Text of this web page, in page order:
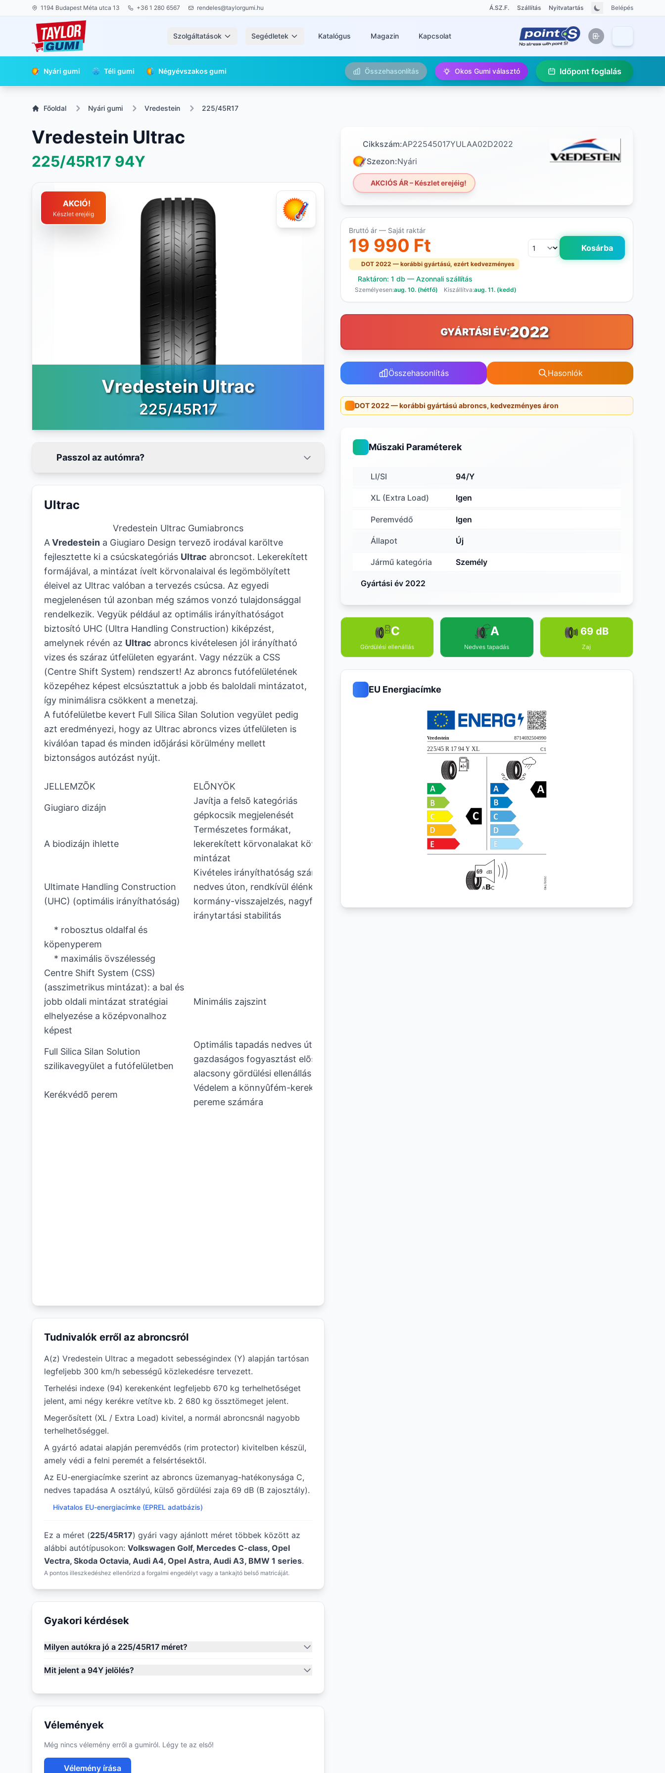
1194 Budapest Méta utca 13 +36 1 280 6567 rendeles@taylorgumi.hu Á.SZ.F. Szállítás Nyitvatartás Belépés
Szolgáltatások Segédletek Katalógus Magazin Kapcsolat
Nyári gumi Téli gumi Négyévszakos gumi Összehasonlítás Okos Gumi választó Időpont foglalás
Főoldal Nyári gumi Vredestein 225/45R17
Vredestein Ultrac
225/45R17 94Y
AKCIÓ!
Készlet erejéig
Vredestein Ultrac
225/45R17
Passzol az autómra?
Ultrac
Vredestein Ultrac Gumiabroncs
AVredestein a Giugiaro Design tervezõ irodával karöltve
fejlesztette ki a csúcskategóriás Ultrac abroncsot. Lekerekített
formájával, a mintázat ívelt körvonalaival és legömbölyített
éleivel az Ultrac valóban a tervezés csúcsa. Az egyedi
megjelenésen túl azonban még számos vonzó tulajdonsággal
rendelkezik. Vegyük például az optimális irányíthatóságot
biztosító UHC (Ultra Handling Construction) kiképzést,
amelynek révén az Ultrac abroncs kivételesen jól irányítható
vizes és száraz útfelületen egyaránt. Vagy nézzük a CSS
(Centre Shift System) rendszert! Az abroncs futófelületének
közepéhez képest elcsúsztattuk a jobb és baloldali mintázatot,
így minimálisra csökkent a menetzaj.
A futófelületbe kevert Full Silica Silan Solution vegyület pedig
azt eredményezi, hogy az Ultrac abroncs vizes útfelületen is
kiválóan tapad és minden idõjárási körülmény mellett
biztonságos autózást nyújt.
JELLEMZÕK ELÕNYÖK
Giugiaro dizájn
Javítja a felsõ kategóriás
gépkocsik megjelenését
A biodizájn ihlette
Természetes formákat,
lekerekített körvonalakat követõ
mintázat
Ultimate Handling Construction
(UHC) (optimális irányíthatóság)
Kivételes irányíthatóság száraz és
nedves úton, rendkívül élénk
kormány-visszajelzés, nagyfokú
iránytartási stabilitás
* robosztus oldalfal és
köpenyperem
* maximális övszélesség
Centre Shift System (CSS)
(asszimetrikus mintázat): a bal és
jobb oldali mintázat stratégiai
elhelyezése a középvonalhoz
képest
Minimális zajszint
Full Silica Silan Solution
szilikavegyület a futófelületben
Optimális tapadás nedves úton,
gazdaságos fogyasztást elõsegítõ
alacsony gördülési ellenállás
Kerékvédõ perem
Védelem a könnyûfém-kerekek
pereme számára
Tudnivalók erről az abroncsról
A(z) Vredestein Ultrac a megadott sebességindex (Y) alapján tartósan
legfeljebb 300 km/h sebességű közlekedésre tervezett.
Terhelési indexe (94) kerekenként legfeljebb 670 kg terhelhetőséget
jelent, ami négy kerékre vetítve kb. 2 680 kg össztömeget jelent.
Megerősített (XL / Extra Load) kivitel, a normál abroncsnál nagyobb
terhelhetőséggel.
A gyártó adatai alapján peremvédős (rim protector) kivitelben készül,
amely védi a felni peremét a felsértésektől.
Az EU-energiacímke szerint az abroncs üzemanyag-hatékonysága C,
nedves tapadása A osztályú, külső gördülési zaja 69 dB (B zajosztály).
Hivatalos EU-energiacímke (EPREL adatbázis)
Ez a méret (225/45R17) gyári vagy ajánlott méret többek között az
alábbi autótípusokon: Volkswagen Golf, Mercedes C-class, Opel
Vectra, Skoda Octavia, Audi A4, Opel Astra, Audi A3, BMW 1 series.
A pontos illeszkedéshez ellenőrizd a forgalmi engedélyt vagy a tankajtó belső matricáját.
Gyakori kérdések
Milyen autókra jó a 225/45R17 méret?
Mit jelent a 94Y jelölés?
Vélemények
Még nincs vélemény erről a gumiról. Légy te az első!
Vélemény írása
Cikkszám:AP22545017YULAA02D2022
Szezon:Nyári
AKCIÓS ÁR – Készlet erejéig!
Bruttó ár — Saját raktár
19 990 Ft
DOT 2022 — korábbi gyártású, ezért kedvezményes
Kosárba
Raktáron: 1 db — Azonnali szállítás
Személyesen:aug. 10. (hétfő) Kiszállítva:aug. 11. (kedd)
GYÁRTÁSI ÉV:2022
Összehasonlítás Hasonlók
DOT 2022 — korábbi gyártású abroncs, kedvezményes áron
Műszaki Paraméterek
LI/SI 94/Y
XL (Extra Load) Igen
Peremvédő Igen
Állapot Új
Jármű kategória Személy
Gyártási év 2022
C
Gördülési ellenállás
A
Nedves tapadás
69 dB
Zaj
EU Energiacímke